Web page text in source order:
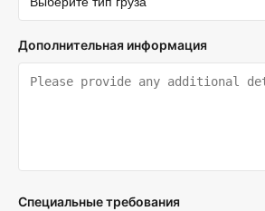
Дополнительная информация
Специальные требования